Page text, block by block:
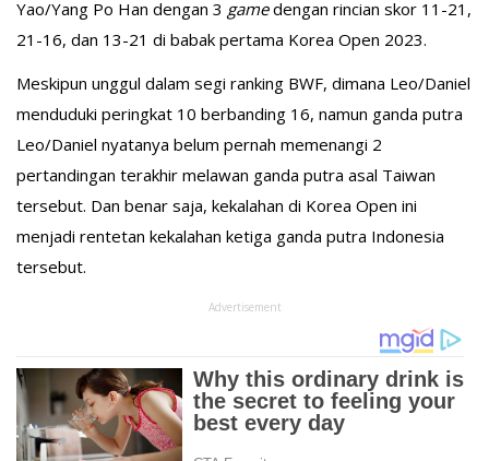
Yao/Yang Po Han dengan 3 gamedengan rincian skor 11-21,
21-16, dan 13-21 di babak pertama Korea Open 2023.
Meskipun unggul dalam segi ranking BWF, dimana Leo/Daniel
menduduki peringkat 10 berbanding 16, namun ganda putra
Leo/Daniel nyatanya belum pernah memenangi 2
pertandingan terakhir melawan ganda putra asal Taiwan
tersebut. Dan benar saja, kekalahan di Korea Open ini
menjadi rentetan kekalahan ketiga ganda putra Indonesia
tersebut.
Advertisement